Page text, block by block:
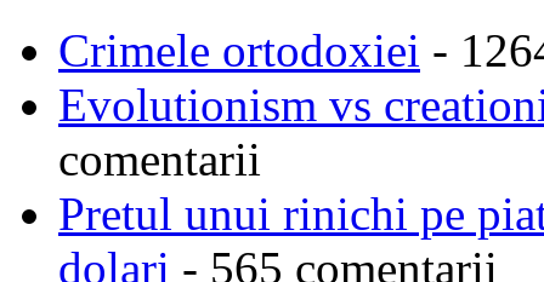
Crimele ortodoxiei -
Evolutionism vs
comentarii
Pretul unui rinichi pe
dolari - 565 comentarii